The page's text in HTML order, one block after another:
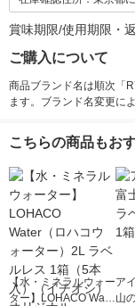
賞味期限/使用期限・
ご購入について
商品ブランド名は順次「
ます。ブランド名変更に
こちらの商品もお
【水・ミネラルウォー
ター】LOHACO Wate
ア
山